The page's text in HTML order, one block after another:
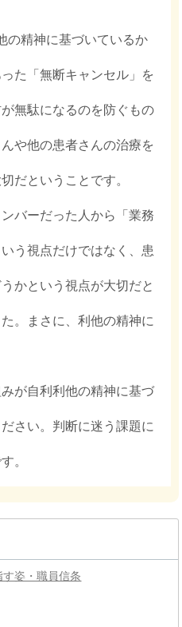
の精神に基づいているか
た「無断キャンセル」を
無駄になるのを防ぐもの
や他の患者さんの治療を
だということです。
バーだった人から「業務
う視点だけではなく、患
かという視点が大切だと
。まさに、利他の精神に
が自利利他の精神に基づ
さい。判断に迷う課題に
。
姿・職員信条